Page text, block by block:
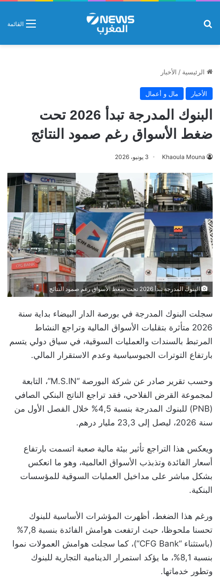
القائمة
الرئيسية / الأخبار
الأخبار مال و أعمال
البنوك المدرجة تبدأ 2026 تحت
ضغط الأسواق رغم صمود النتائج
Khaoula Mouna 3 يونيو، 2026
البنوك المدرجة تبدأ 2026 تحت ضغط الأسواق رغم صمود النتائج
سجلت البنوك المدرجة في بورصة الدار البيضاء بداية سنة
2026 متأثرة بتقلبات الأسواق المالية وتراجع النشاط
المرتبط بالسندات والعمليات السوقية، في سياق دولي يتسم
بارتفاع التوترات الجيوسياسية وعدم الاستقرار المالي.
وحسب تقرير صادر عن شركة البورصة “M.S.IN”، التابعة
لمجموعة القرض الفلاحي، فقد تراجع الناتج البنكي الصافي
(PNB) للبنوك المدرجة بنسبة 4,5% خلال الفصل الأول من
سنة 2026، ليصل إلى 23,3 مليار درهم.
ويعكس هذا التراجع تأثير بيئة مالية صعبة اتسمت بارتفاع
أسعار الفائدة وتذبذب الأسواق العالمية، وهو ما انعكس
بشكل مباشر على مداخيل العمليات السوقية للمؤسسات
البنكية.
ورغم هذا الضغط، أظهرت المؤشرات الأساسية للبنوك
تحسنا ملحوظا، حيث ارتفعت هوامش الفائدة بنسبة 7,8%
(باستثناء “CFG Bank”)، كما سجلت هوامش العمولات نموا
بنسبة 8,1%، ما يؤكد استمرار الدينامية التجارية للبنوك
وتطور خدماتها.